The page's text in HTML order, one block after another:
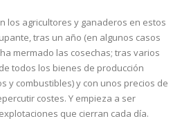
los agricultores y ganaderos en estos
tras un año (en algunos casos
mermado las cosechas; tras varios
todos los bienes de producción
y combustibles) y con unos precios de
costes. Y empieza a ser
que cierran cada día.